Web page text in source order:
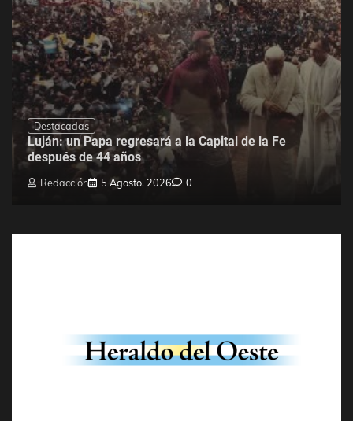
Destacadas
Luján: un Papa regresará a la Capital de la Fe
después de 44 años
Redacción 5 Agosto, 2026 0